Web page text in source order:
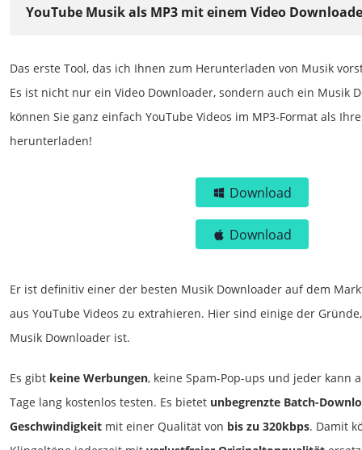
YouTube Musik als MP3 mit einem Video
Das erste Tool, das ich Ihnen zum Herunterladen von Musik
Es ist nicht nur ein Video Downloader, sondern auch ein Musik
können Sie ganz einfach YouTube Videos im MP3-Format als
herunterladen!
Download
Download
Er ist definitiv einer der besten Musik Downloader auf dem
aus YouTube Videos zu extrahieren. Hier sind einige der
Musik Downloader ist.
Es gibt keine Werbungen, keine Spam-Pop-ups und jeder kann
Tage lang kostenlos testen. Es bietet unbegrenzte Batch-
Geschwindigkeit mit einer Qualität von bis zu 320kbps. Damit